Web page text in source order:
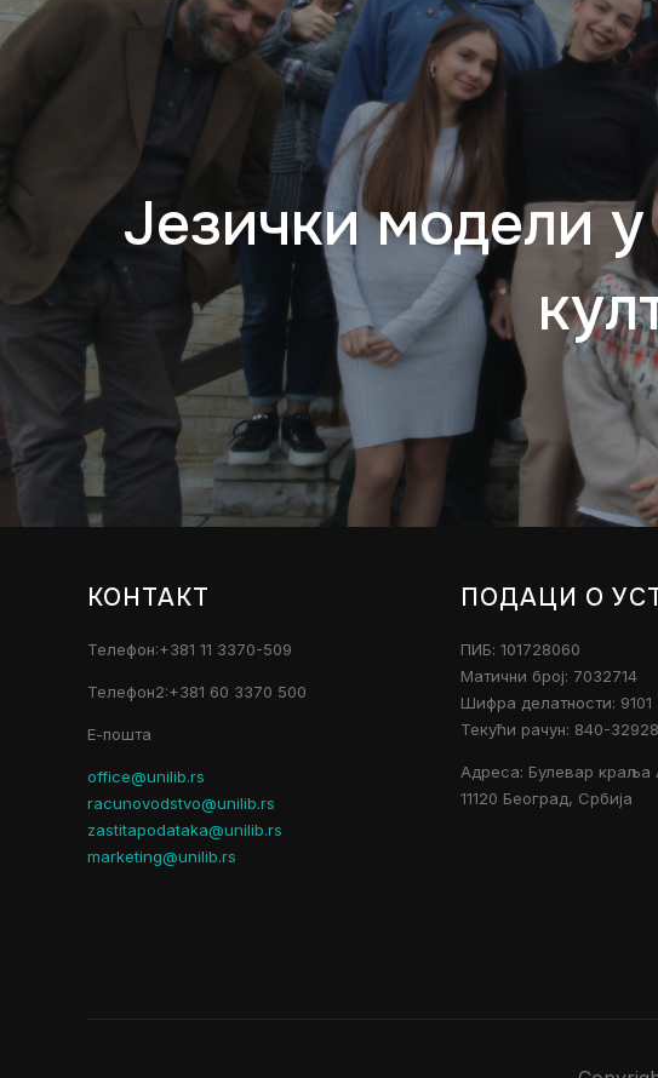
Јeзички модeли
КОНТАКТ
Телефон:+381 11 3370-509
Телефон2:+381 60 3370 500
Е-пошта
office@unilib.rs
racunovodstvo@unilib.rs
zastitapodataka@unilib.rs
marketing@unilib.rs
ПОДАЦИ О
ПИБ: 101728060
Матични број: 7032714
Шифра делатности: 9101
Текући рачун: 840-
Адреса: Булевар краља
11120 Београд, Србија